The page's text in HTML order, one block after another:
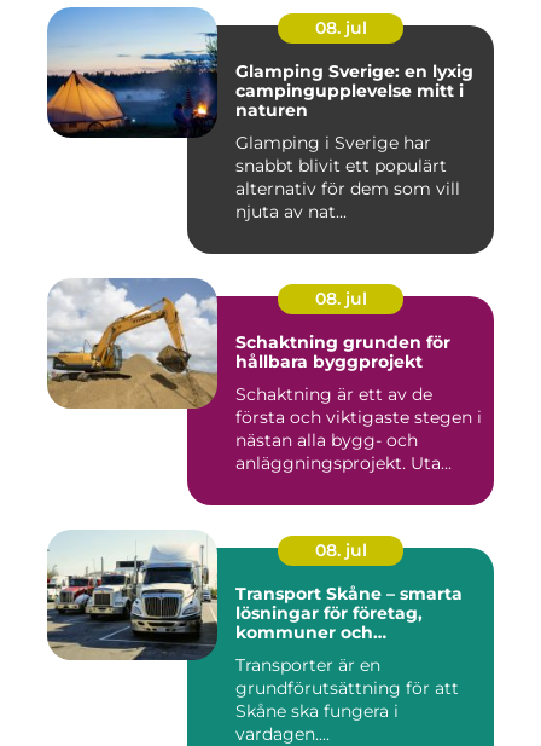
08. jul
Glamping Sverige: en lyxig
campingupplevelse mitt i
naturen
Glamping i Sverige har
snabbt blivit ett populärt
alternativ för dem som vill
njuta av nat...
08. jul
Schaktning grunden för
hållbara byggprojekt
Schaktning är ett av de
första och viktigaste stegen i
nästan alla bygg- och
anläggningsprojekt. Uta...
08. jul
Transport Skåne – smarta
lösningar för företag,
kommuner och
Transporter är en
grundförutsättning för att
Skåne ska fungera i
vardagen....